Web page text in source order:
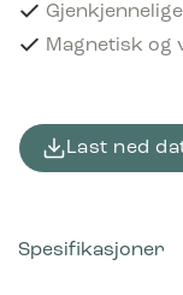
Magnetisk og
Last ned
Spesifikasjoner